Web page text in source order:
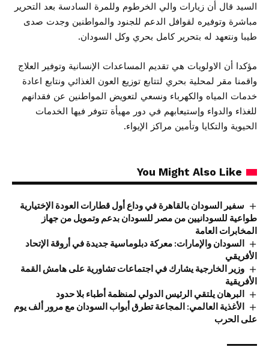
السيد قال أن زيارات والي الخرطوم وللمرة السادسة بعد التحرير
مباشرة وتوفيره لقوافل الدعم للجنود والمواطنين وجدت صدى
طيبا ونتعهد له بتحرير كامل بحري وكل السودان.
مؤكدا أن الاولويات هي تقديم المساعدات الإنسانية وتوفير العلاج
واقمنا مقر لمحلية بحري لتتابع توزيع العون الغذائي ونتابع اعادة
خدمات المياه والكهرباء ونسعي لتعويض المواطنين عن فقدانهم
للغذاء والدواء وإستيعابهم في دور مهيأة تتوفر فيها الخدمات
الحيوية والتكايا وتأمين مراكز الإيواء.
You Might Also Like
سفير السودان بالقاهرة في وداع أول قطارات العودة الإختيارية
طواعية للسودانيين من مصر للسودان بدعم وتمويل من جهاز
المخابرات العامة
السودان والإمارات: معركة دبلوماسية جديدة في أروقة الإتحاد
الأفريقي
وزير الخارجية يشارك في اجتماعات تشاورية على هامش القمة
الأفريقية
البرهان يلتقي الرئيس الدولي لمنظمة أطباء بلا حدود
الأغذية العالمي: المجاعة تطرق أبواب السودان مع مرور ألف يوم
على الحرب